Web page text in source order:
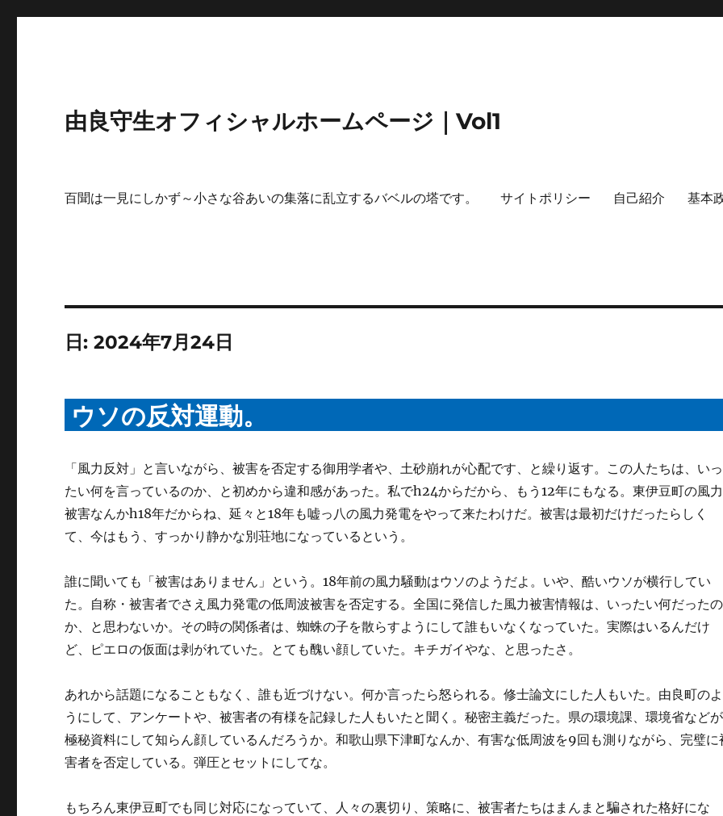
由良守生オフィシャルホームページ｜Vol1
百聞は一見にしかず～小さな谷あいの集落に乱立するバベルの塔です。 サイトポリシー 自己紹介 基本
日:2024年7月24日
ウソの反対運動。
「風力反対」と言いながら、被害を否定する御用学者や、土砂崩れが心配です、と繰り返す。この人たちは、いっ
たい何を言っているのか、と初めから違和感があった。私でh24からだから、もう12年にもなる。東伊豆町の風力
被害なんかh18年だからね、延々と18年も嘘っ八の風力発電をやって来たわけだ。被害は最初だけだったらしく
て、今はもう、すっかり静かな別荘地になっているという。
誰に聞いても「被害はありません」という。18年前の風力騒動はウソのようだよ。いや、酷いウソが横行してい
た。自称・被害者でさえ風力発電の低周波被害を否定する。全国に発信した風力被害情報は、いったい何だったの
か、と思わないか。その時の関係者は、蜘蛛の子を散らすようにして誰もいなくなっていた。実際はいるんだけ
ど、ピエロの仮面は剥がれていた。とても醜い顔していた。キチガイやな、と思ったさ。
あれから話題になることもなく、誰も近づけない。何か言ったら怒られる。修士論文にした人もいた。由良町のよ
うにして、アンケートや、被害者の有様を記録した人もいたと聞く。秘密主義だった。県の環境課、環境省などが
極秘資料にして知らん顔しているんだろうか。和歌山県下津町なんか、有害な低周波を9回も測りながら、完璧に
害者を否定している。弾圧とセットにしてな。
もちろん東伊豆町でも同じ対応になっていて、人々の裏切り、策略に、被害者たちはまんまと騙された格好にな